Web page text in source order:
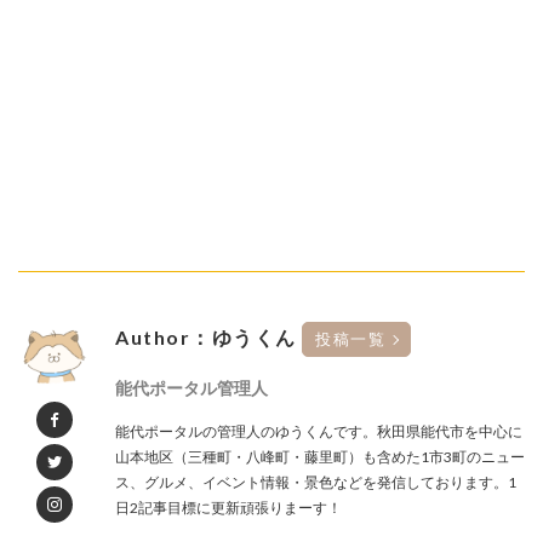
Author：ゆうくん 投稿一覧
能代ポータル管理人
能代ポータルの管理人のゆうくんです。秋田県能代市を中心に
山本地区（三種町・八峰町・藤里町）も含めた1市3町のニュー
ス、グルメ、イベント情報・景色などを発信しております。1
日2記事目標に更新頑張りまーす！